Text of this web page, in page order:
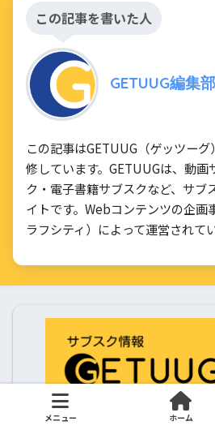
この記事を書いた人
GETUUG編集部
この記事はGETUUG（ゲッツー
修しています。GETUUGは、動画
ク・電子書籍サブスクなど、サブ
イトです。Webコンテンツの企
ラフシティ）によって運営されてい
メニュー ホーム